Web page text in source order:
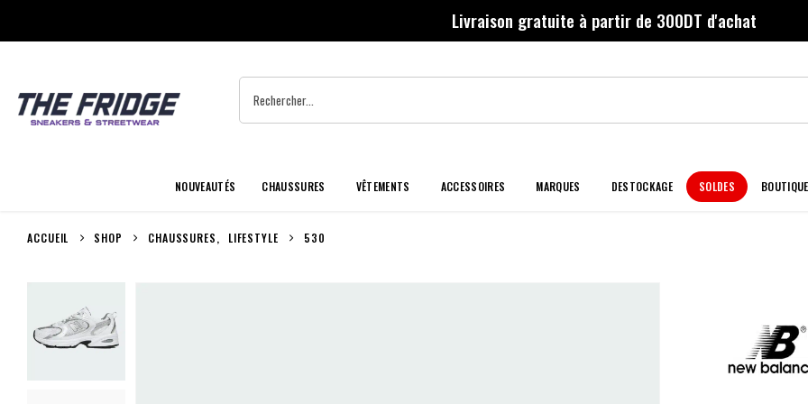
Livraison gratuite à partir de 300DT d'achat
NOUVEAUTÉS CHAUSSURES VÊTEMENTS ACCESSOIRES MARQUES DESTOCKAGE SOLDES
ACCUEIL SHOP CHAUSSURES, LIFESTYLE 530